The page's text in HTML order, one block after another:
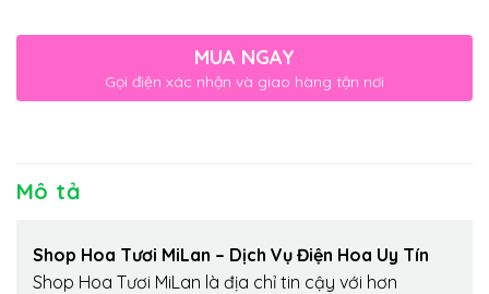
MUA NGAY
Gọi điện xác nhận và giao hàng tận nơi
Mô tả
Shop Hoa Tươi MiLan – Dịch Vụ Điện Hoa Uy Tín
Shop Hoa Tươi MiLan là địa chỉ tin cậy với hơn